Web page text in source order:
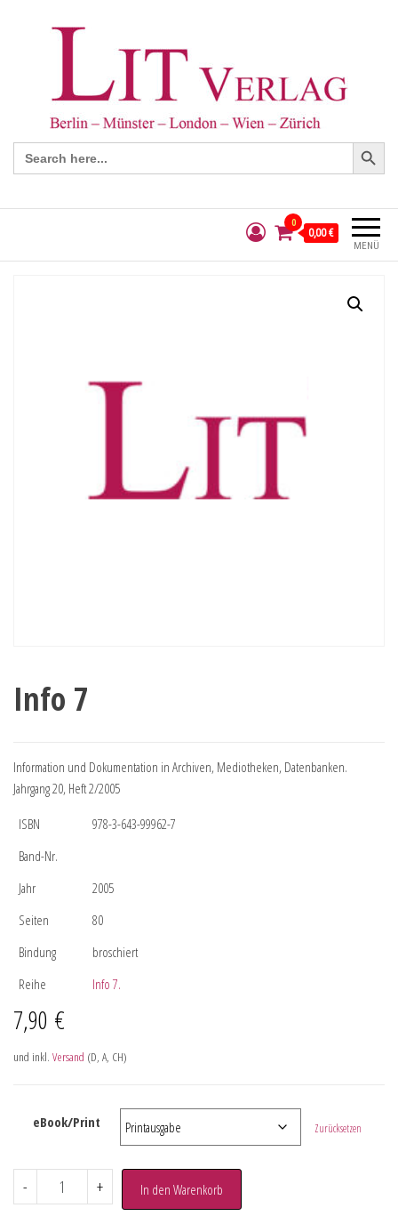
Search
for:
Search Button
MENÜ
0
0,00 €
Info 7
Information und Dokumentation in Archiven, Mediotheken, Datenbanken.
Jahrgang 20, Heft 2/2005
ISBN
978-3-643-99962-7
Band-Nr.
Jahr
2005
Seiten
80
Bindung
broschiert
Reihe
Info 7.
7,90 €
und inkl. Versand (D, A, CH)
eBook/Print Zurücksetzen
- + In den Warenkorb